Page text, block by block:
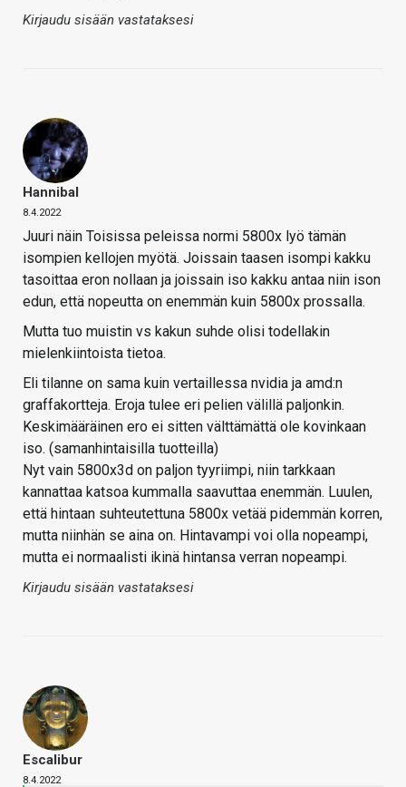
Kirjaudu sisään vastataksesi
Hannibal
8.4.2022
Juuri näin Toisissa peleissa normi 5800x lyö tämän
isompien kellojen myötä. Joissain taasen isompi kakku
tasoittaa eron nollaan ja joissain iso kakku antaa niin ison
edun, että nopeutta on enemmän kuin 5800x prossalla.
Mutta tuo muistin vs kakun suhde olisi todellakin
mielenkiintoista tietoa.
Eli tilanne on sama kuin vertaillessa nvidia ja amd:n
graffakortteja. Eroja tulee eri pelien välillä paljonkin.
Keskimääräinen ero ei sitten välttämättä ole kovinkaan
iso. (samanhintaisilla tuotteilla)
Nyt vain 5800x3d on paljon tyyriimpi, niin tarkkaan
kannattaa katsoa kummalla saavuttaa enemmän. Luulen,
että hintaan suhteutettuna 5800x vetää pidemmän korren,
mutta niinhän se aina on. Hintavampi voi olla nopeampi,
mutta ei normaalisti ikinä hintansa verran nopeampi.
Kirjaudu sisään vastataksesi
Escalibur
8.4.2022